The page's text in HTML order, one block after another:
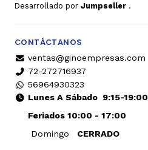
Desarrollado por Jumpseller .
CONTÁCTANOS
ventas@ginoempresas.com
72-272716937
56964930323
Lunes A Sábado9:15-19:00
Feriados 10:00 - 17:00
Domingo
CERRADO